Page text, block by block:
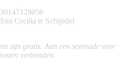
Cecilia te Schijndel
zijn gratis. Aan een serenade voor
verbonden.